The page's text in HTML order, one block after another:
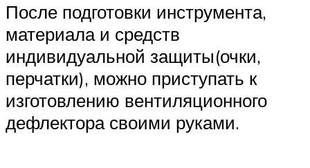
После подготовки инструмента,
материала и средств
индивидуальной защиты(очки,
перчатки), можно приступать к
изготовлению вентиляционного
дефлектора своими руками.